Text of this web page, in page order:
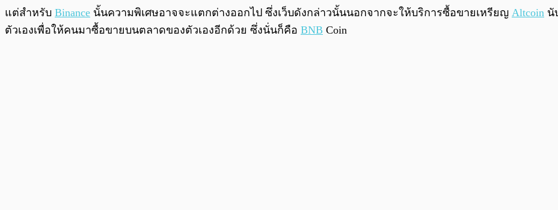
แต่สำหรับ Binance นั้นความพิเศษอาจจะแตกต่างออกไป ซึ่งเว็บดังกล่าวนั้นนอกจากจะให้บริการซื้อขายเหรียญ Altcoin นั
ตัวเองเพื่อให้คนมาซื้อขายบนตลาดของตัวเองอีกด้วย ซึ่งนั่นก็คือ BNB Coin